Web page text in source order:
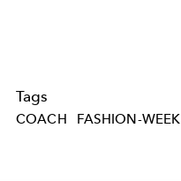
Tags
COACH FASHION-WEEK